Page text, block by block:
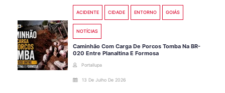
ACIDENTE CIDADE ENTORNO GOIÁS
NOTÍCIAS
Caminhão Com Carga De Porcos Tomba Na BR-
020 Entre Planaltina E Formosa
Portallupa
13 De Julho De 2026